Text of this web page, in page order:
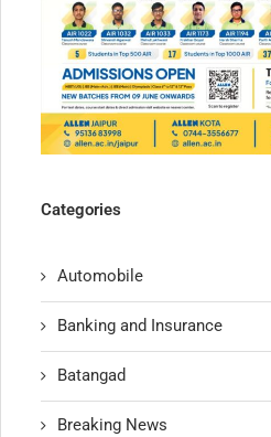
Categories
Automobile
Banking and Insurance
Batangad
Breaking News